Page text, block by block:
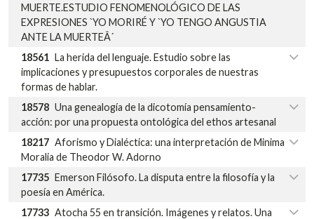
MUERTE.ESTUDIO FENOMENOLÓGICO DE LAS
EXPRESIONES `YO MORIRÉ Y `YO TENGO ANGUSTIA
ANTE LA MUERTEÂ´
18561 La herida del lenguaje. Estudio sobre las
implicaciones y presupuestos corporales de nuestras
formas de hablar.
18578 Una genealogía de la dicotomía pensamiento-
acción: por una propuesta ontológica del ethos artesanal
18217 Aforismo y Dialéctica: una interpretación de Minima
Moralia de Theodor W. Adorno
17735 Emerson Filósofo. La disputa entre la filosofía y la
poesía en América.
17733 Atocha 55 en transición. Imágenes y relatos. Una